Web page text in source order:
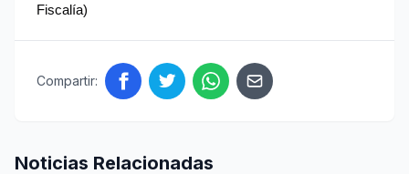
Fiscalía)
Compartir:
Noticias Relacionadas